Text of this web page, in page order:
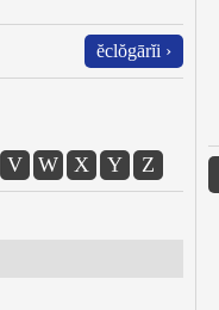
ĕclŏgārĭi ›
V W X Y Z